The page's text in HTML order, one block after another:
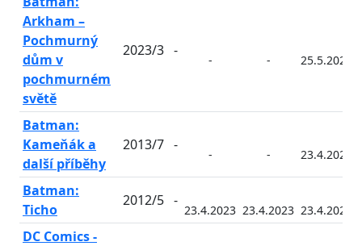
Arkham –
Pochmurný
dům v
pochmurném
světě
2023/3 -
- - 25.5.2023
Batman:
Kameňák a
další příběhy
2013/7 -
- - 23.4.2023
Batman:
Ticho
2012/5 -
23.4.2023 23.4.2023 23.4.2023
DC Comics -